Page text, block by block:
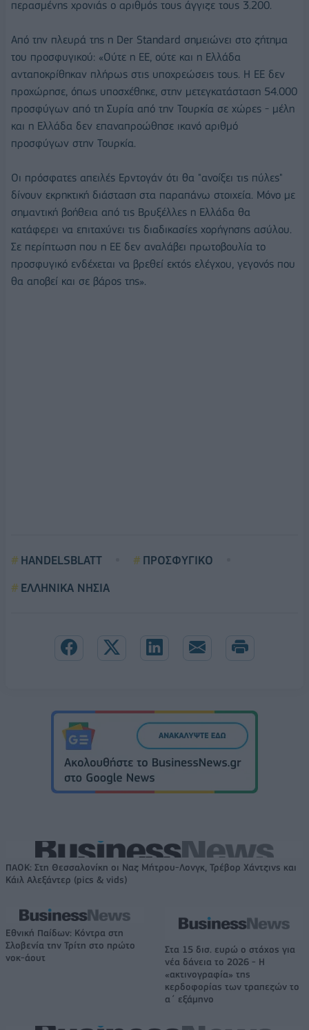
περασμένης χρονιάς ο αριθμός τους άγγιζε τους 3.200.
Από την πλευρά της η Der Standard σημειώνει στο ζήτημα
του προσφυγικού: «Ούτε η ΕΕ, ούτε και η Ελλάδα
ανταποκρίθηκαν πλήρως στις υποχρεώσεις τους. Η ΕΕ δεν
προχώρησε, όπως υποσχέθηκε, στην μετεγκατάσταση 54.000
προσφύγων από τη Συρία από την Τουρκία σε χώρες - μέλη
και η Ελλάδα δεν επαναπροώθησε ικανό αριθμό
προσφύγων στην Τουρκία.
Οι πρόσφατες απειλές Ερντογάν ότι θα "ανοίξει τις πύλες"
δίνουν εκρηκτική διάσταση στα παραπάνω στοιχεία. Μόνο με
σημαντική βοήθεια από τις Βρυξέλλες η Ελλάδα θα
κατάφερει να επιταχύνει τις διαδικασίες χορήγησης ασύλου.
Σε περίπτωση που η ΕΕ δεν αναλάβει πρωτοβουλία το
προσφυγικό ενδέχεται να βρεθεί εκτός ελέγχου, γεγονός που
θα αποβεί και σε βάρος της».
HANDELSBLATT
ΠΡΟΣΦΥΓΙΚΟ
ΕΛΛΗΝΙΚΑ ΝΗΣΙΑ
ΠΑΟΚ: Στη Θεσσαλονίκη οι Ναζ Μήτρου-Λονγκ, Τρέβορ Χάντζινς και
Κάιλ Αλεξάντερ (pics & vids)
Εθνική Παίδων: Κόντρα στη
Σλοβενία την Τρίτη στο πρώτο
νοκ-άουτ
Στα 15 δισ. ευρώ ο στόχος για
νέα δάνεια το 2026 - Η
«ακτινογραφία» της
κερδοφορίας των τραπεζών το
α΄ εξάμηνο